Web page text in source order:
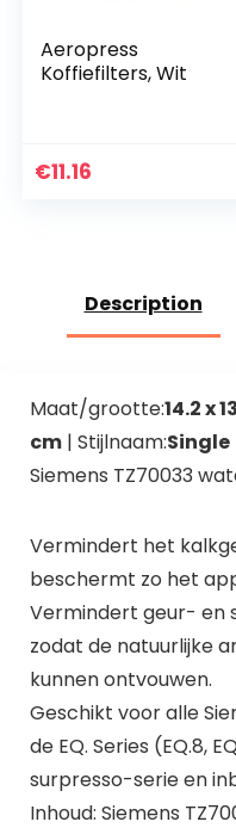
Aeropress
Koffiefilters, Wit
€11.16
Description
Maat/grootte:14.2 x
cm| Stijlnaam:Single
Siemens TZ70033
Vermindert het
beschermt zo het
Vermindert geur- en
zodat de natuurlijke
kunnen ontvouwen.
Geschikt voor alle
de EQ. Series (EQ.8,
surpresso-serie en
Inhoud: Siemens